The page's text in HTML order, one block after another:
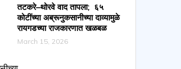
तटकरे–थोरवे वाद तापला; ६५
कोटींच्या अब्रूनुकसानीच्या दाव्यामुळे
रायगडच्या राजकारणात खळबळ
March 15, 2026